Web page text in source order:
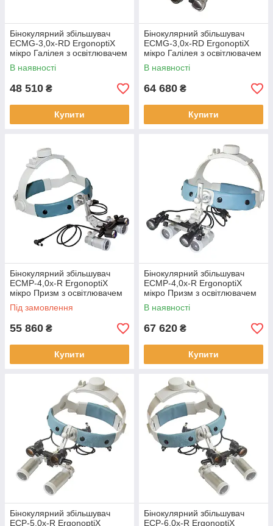
Бінокулярний збільшувач
ECMG-3,0x-RD ErgonoptiX
мікро Галілея з освітлювачем
D-Light HD
В наявності
48 510 ₴
Купити
Бінокулярний збільшувач
ECMG-3,0x-RD ErgonoptiX
мікро Галілея з освітлювачем
D-Light Duo HD
В наявності
64 680 ₴
Купити
Бінокулярний збільшувач
ECMP-4,0x-R ErgonoptiX
мікро Призм з освітлювачем
D-Light Duo
Під замовлення
55 860 ₴
Купити
Бінокулярний збільшувач
ECMP-4,0x-R ErgonoptiX
мікро Призм з освітлювачем
D-Light Duo HD
В наявності
67 620 ₴
Купити
Бінокулярний збільшувач
ECP-5,0x-R ErgonoptiX
Бінокулярний збільшувач
ECP-6,0x-R ErgonoptiX